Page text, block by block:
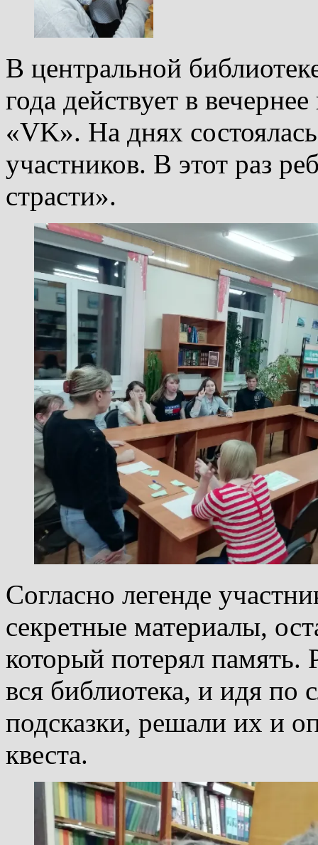
В центральной
года действует в
«VK». На днях
участников. В этот раз
страсти».
Согласно легенде
секретные материалы,
который потерял память.
вся библиотека, и идя по
подсказки, решали их и
квеста.